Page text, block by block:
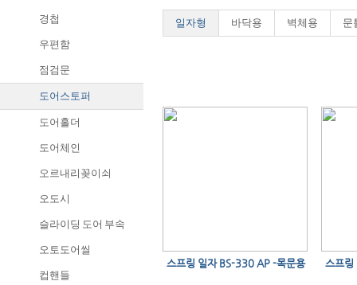
경첩
우편함
점검문
도어스토퍼
도어홀더
도어체인
오르내리꽂이쇠
오도시
슬라이딩 도어 부속
오토도어씰
컵핸들
일자형 바닥용 벽체용 문
스프링 일자 BS-330 AP -목문용 스프